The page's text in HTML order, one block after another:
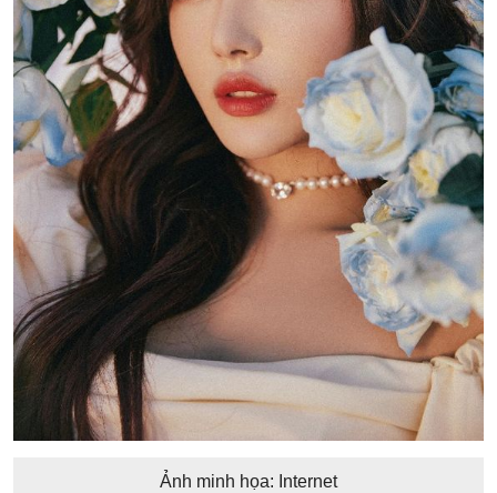
Ảnh minh họa: Internet